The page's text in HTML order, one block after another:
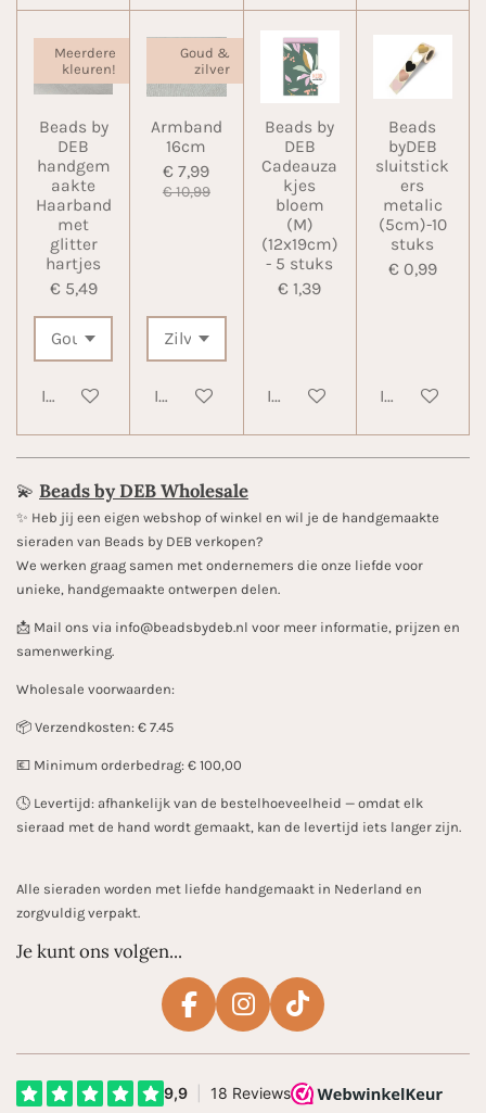
Meerdere
kleuren!
Beads by
DEB
handgem
aakte
Haarband
met
glitter
hartjes
€ 5,49
In winkelwagen
Goud &
zilver
Armband
16cm
€ 7,99
€ 10,99
In winkelwagen
Beads by
DEB
Cadeauza
kjes
bloem
(M)
(12x19cm)
- 5 stuks
€ 1,39
In winkelwagen
Beads
byDEB
sluitstick
ers
metalic
(5cm)-10
stuks
€ 0,99
In
💫 Beads by DEB Wholesale
✨️ Heb jij een eigen webshop of winkel en wil je de handgemaakte
sieraden van Beads by DEB verkopen?
We werken graag samen met ondernemers die onze liefde voor
unieke, handgemaakte ontwerpen delen.
📩 Mail ons via info@beadsbydeb.nl voor meer informatie, prijzen en
samenwerking.
Wholesale voorwaarden:
📦 Verzendkosten: € 7.45
💶 Minimum orderbedrag: € 100,00
🕓 Levertijd: afhankelijk van de bestelhoeveelheid — omdat elk
sieraad met de hand wordt gemaakt, kan de levertijd iets langer zijn.
Alle sieraden worden met liefde handgemaakt in Nederland en
zorgvuldig verpakt.
Je kunt ons volgen...
F
e
I
t
T
T